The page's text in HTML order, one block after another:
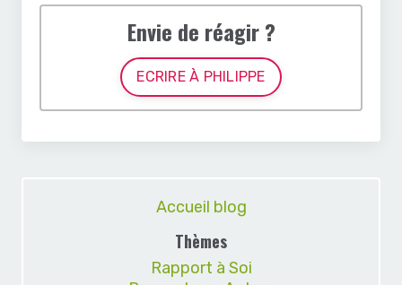
Envie de réagir ?
ECRIRE À PHILIPPE
Accueil blog
Thèmes
Rapport à Soi